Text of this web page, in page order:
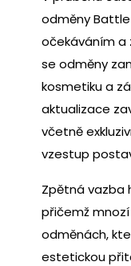
odměny
očekáváním a
se odměny
kosmetiku a
aktualizace
včetně
vzestup
Zpětná vazba
přičemž
odměnách,
estetickou